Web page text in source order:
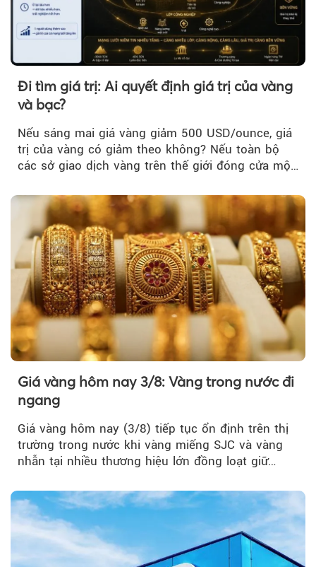
Đi tìm giá trị: Ai quyết định giá trị của vàng
và bạc?
Nếu sáng mai giá vàng giảm 500 USD/ounce, giá
trị của vàng có giảm theo không? Nếu toàn bộ
các sở giao dịch vàng trên thế giới đóng cửa một
Giá vàng hôm nay 3/8: Vàng trong nước đi
ngang
Giá vàng hôm nay (3/8) tiếp tục ổn định trên thị
trường trong nước khi vàng miếng SJC và vàng
nhẫn tại nhiều thương hiệu lớn đồng loạt giữ